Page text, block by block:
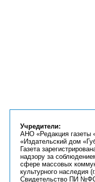
Учредители:
АНО «Редакция газеты
«Издательский дом
Газета
надзору за
сфере массовых
культурного наследия
Свидетельство ПИ